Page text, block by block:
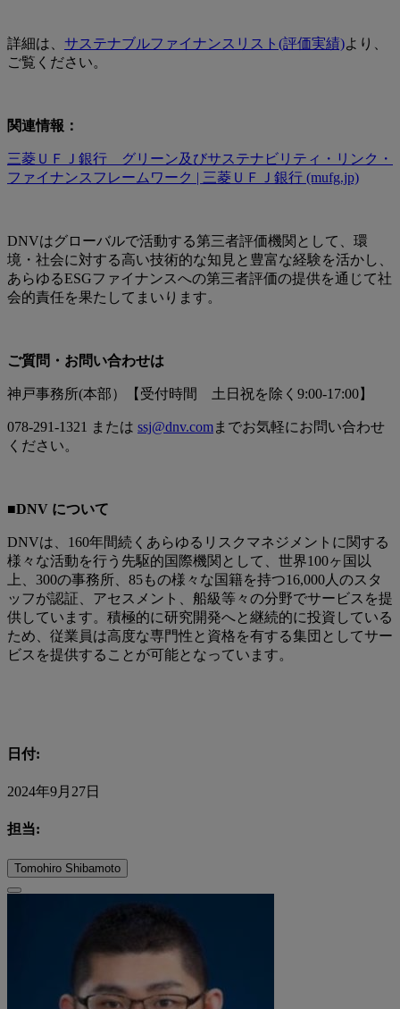
詳細は、 サステナブルファイナンスリスト(評価実績)より、
ご覧ください。
関連情報：
三菱ＵＦＪ銀行 グリーン及びサステナビリティ・リンク・
ファイナンスフレームワーク | 三菱ＵＦＪ銀行 (mufg.jp)
DNVはグローバルで活動する第三者評価機関として、環
境・社会に対する高い技術的な知見と豊富な経験を活かし、
あらゆるESGファイナンスへの第三者評価の提供を通じて社
会的責任を果たしてまいります。
ご質問・お問い合わせは
神戸事務所(本部）【受付時間 土日祝を除く9:00-17:00】
078-291-1321 または ssj@dnv.comまでお気軽にお問い合わせ
ください。
■DNV について
DNVは、160年間続くあらゆるリスクマネジメントに関する
様々な活動を行う先駆的国際機関として、世界100ヶ国以
上、300の事務所、85もの様々な国籍を持つ16,000人のスタ
ッフが認証、アセスメント、船級等々の分野でサービスを提
供しています。積極的に研究開発へと継続的に投資している
ため、従業員は高度な専門性と資格を有する集団としてサー
ビスを提供することが可能となっています。
日付:
2024年9月27日
担当:
Tomohiro Shibamoto